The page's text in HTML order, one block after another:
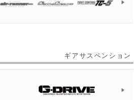
ギアサスペンション